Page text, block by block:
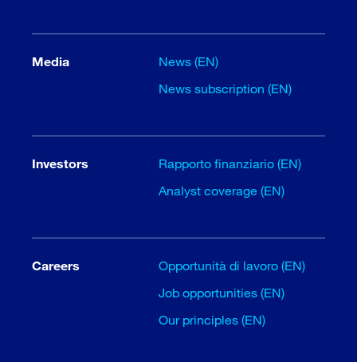
Media
News (EN)
News subscription (EN)
Investors
Rapporto finanziario (EN)
Analyst coverage (EN)
Careers
Opportunità di lavoro (EN)
Job opportunities (EN)
Our principles (EN)